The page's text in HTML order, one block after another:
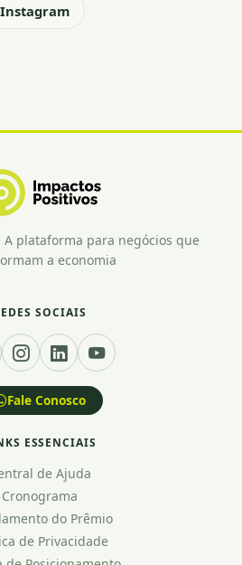
Instagram
A plataforma para negócios que
a economia
SOCIAIS
Fale Conosco
ESSENCIAIS
de Ajuda
Cronograma
do Prêmio
de Privacidade